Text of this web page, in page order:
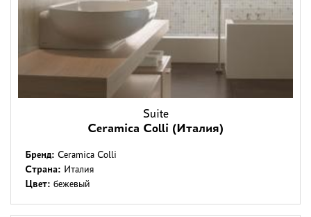
Suite
Ceramica Colli (Италия)
Бренд: Ceramica Colli
Страна: Италия
Цвет: бежевый